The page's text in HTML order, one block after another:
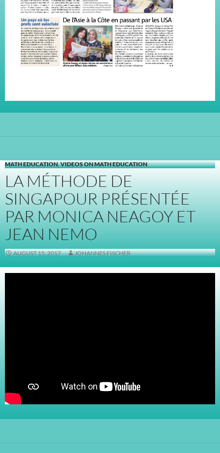
MATH EDUCATION,VIDEOS ON MATH EDUCATION
LA MÉTHODE DE
SINGAPOUR PRÉSENTÉE
PAR MONICA NEAGOY ET
JEAN NEMO
AUGUST 15, 2017 JOHANNES FISCHER